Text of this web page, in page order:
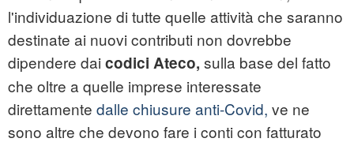
l'individuazione di tutte quelle attività che saranno
destinate ai nuovi contributi non dovrebbe
dipendere dai codici Ateco, sulla base del fatto
che oltre a quelle imprese interessate
direttamente dalle chiusure anti-Covid, ve ne
sono altre che devono fare i conti con fatturato